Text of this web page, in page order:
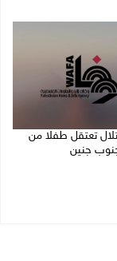
تعتقل طفلا من
جنين